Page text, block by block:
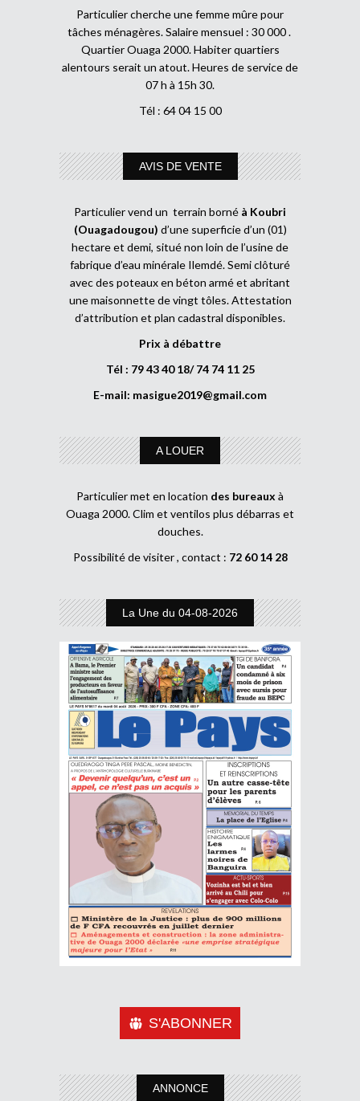
Particulier cherche une femme mûre pour
tâches ménagères. Salaire mensuel : 30 000 .
Quartier Ouaga 2000. Habiter quartiers
alentours serait un atout. Heures de service de
07 h à 15h 30.
Tél : 64 04 15 00
AVIS DE VENTE
Particulier vend un terrain borné à Koubri
(Ouagadougou) d’une superficie d’un (01)
hectare et demi, situé non loin de l’usine de
fabrique d’eau minérale Ilemdé. Semi clôturé
avec des poteaux en béton armé et abritant
une maisonnette de vingt tôles. Attestation
d’attribution et plan cadastral disponibles.
Prix à débattre
Tél : 79 43 40 18/ 74 74 11 25
E-mail: masigue2019@gmail.com
A LOUER
Particulier met en location des bureaux à
Ouaga 2000. Clim et ventilos plus débarras et
douches.
Possibilité de visiter , contact : 72 60 14 28
La Une du 04-08-2026
S'ABONNER
ANNONCE